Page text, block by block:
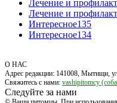
Лечение и
Лечение и
Интересное135
Интересное134
О НАС
Адрес редакции: 141008, Мытищи,
Свяжитесь с нами: vashipitomcy
Следуйте за нами